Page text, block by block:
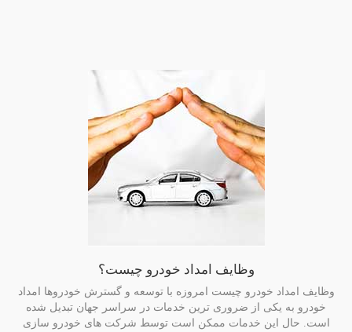
وظایف امداد خودرو چیست؟
وظایف امداد خودرو چیست امروزه با توسعه و گسترش خودروها امداد
خودرو به یکی از ضروری ترین خدمات در سراسر جهان تبدیل شده
است. حال این خدمات ممکن است توسط شرکت های خودرو سازی